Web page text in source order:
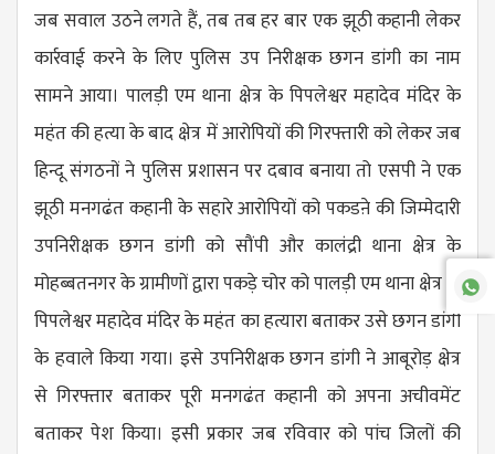
जब सवाल उठने लगते हैं, तब तब हर बार एक झूठी कहानी लेकर
कार्रवाई करने के लिए पुलिस उप निरीक्षक छगन डांगी का नाम
सामने आया। पालड़ी एम थाना क्षेत्र के पिपलेश्वर महादेव मंदिर के
महंत की हत्या के बाद क्षेत्र में आरोपियों की गिरफ्तारी को लेकर जब
हिन्दू संगठनों ने पुलिस प्रशासन पर दबाव बनाया तो एसपी ने एक
झूठी मनगढंत कहानी के सहारे आरोपियों को पकडऩे की जिम्मेदारी
उपनिरीक्षक छगन डांगी को सौंपी और कालंद्री थाना क्षेत्र के
मोहब्बतनगर के ग्रामीणों द्वारा पकड़े चोर को पालड़ी एम थाना क्षेत्र के
पिपलेश्वर महादेव मंदिर के महंत का हत्यारा बताकर उसे छगन डांगी
के हवाले किया गया। इसे उपनिरीक्षक छगन डांगी ने आबूरोड़ क्षेत्र
से गिरफ्तार बताकर पूरी मनगढंत कहानी को अपना अचीवमेंट
बताकर पेश किया। इसी प्रकार जब रविवार को पांच जिलों की